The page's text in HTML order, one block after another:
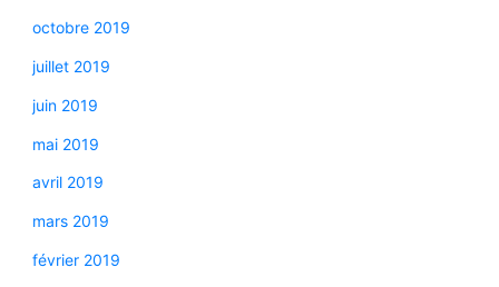
octobre 2019
juillet 2019
juin 2019
mai 2019
avril 2019
mars 2019
février 2019